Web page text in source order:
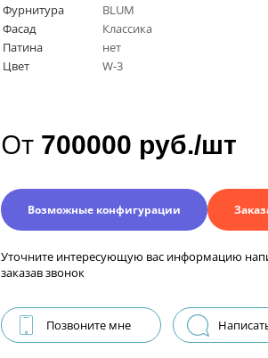
Фурнитура
BLUM
Фасад
Классика
Патина
нет
Цвет
W-3
От 700000 руб./шт
Возможные конфигурации
Уточните интересующую вас информацию
заказав звонок
Позвоните мне